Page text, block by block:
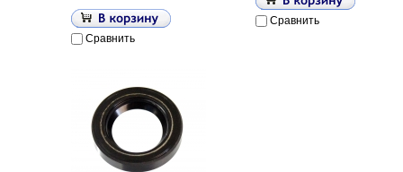
Сравнить
Сравнить